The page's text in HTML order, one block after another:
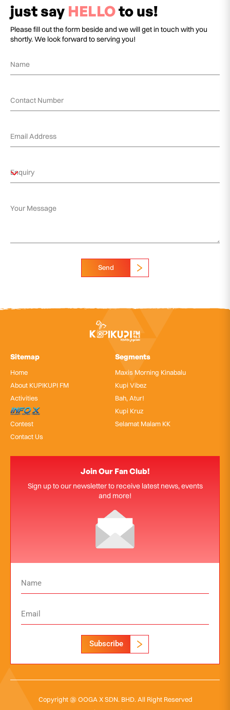
just say HELLOto us!
Please fill out the form beside and we will get in touch with you
shortly. We look forward to serving you!
Send
Sitemap
Home
About KUPIKUPI FM
Activities
InfoX
Contest
Contact Us
Segments
Maxis Morning Kinabalu
Kupi Vibez
Bah, Atur!
Kupi Kruz
Selamat Malam KK
Join Our Fan Club!
Sign up to our newsletter to receive latest news, events
and more!
Subscribe
Copyright @ OOGA X SDN. BHD. All Right Reserved